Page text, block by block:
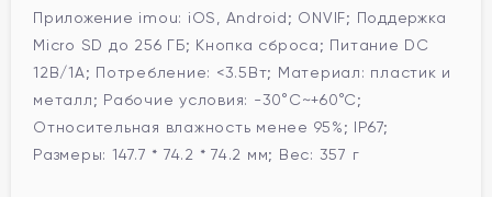
Приложение imou: iOS, Android; ONVIF; Поддержка
Micro SD до 256 ГБ; Кнопка сброса; Питание DC
12В/1A; Потребление: <3.5Вт; Материал: пластик и
металл; Рабочие условия: -30°C~+60°C;
Относительная влажность менее 95%; IP67;
Размеры: 147.7 * 74.2 * 74.2 мм; Вес: 357 г